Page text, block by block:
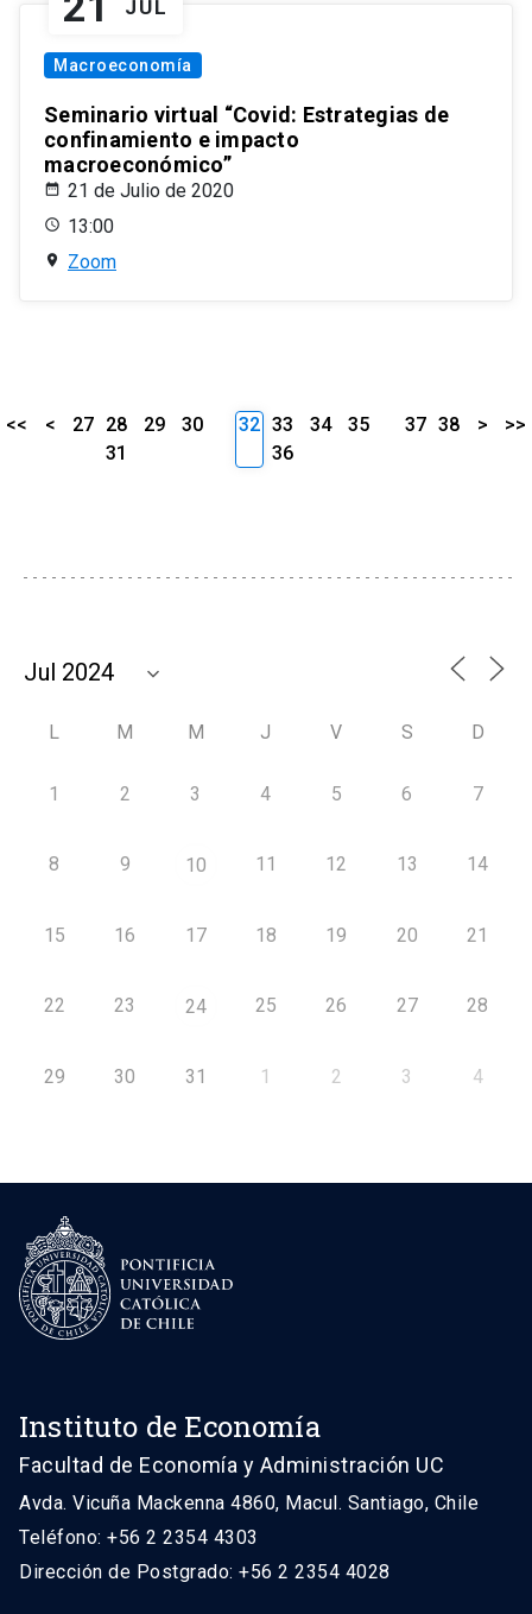
JUL
Macroeconomía
Seminario virtual “Covid: Estrategias de
confinamiento e impacto
macroeconómico”
21 de Julio de 2020
13:00
Zoom
<< < 27 28 29
30
31
32 33 34
35
36
37 38 > >>
L M M J V S D
1 2 3 4 5 6 7
8 9 10 11 12 13 14
15 16 17 18 19 20 21
22 23 24 25 26 27 28
29 30 31 1 2 3 4
Instituto de Economía
Facultad de Economía y Administración UC
Avda. Vicuña Mackenna 4860, Macul. Santiago, Chile
Teléfono: +56 2 2354 4303
Dirección de Postgrado: +56 2 2354 4028